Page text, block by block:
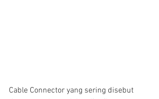
Cable Connector yang sering disebut